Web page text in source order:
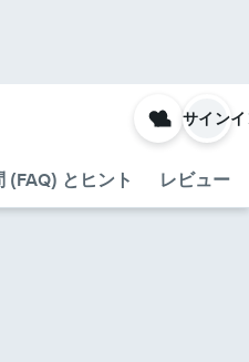
(FAQ) とヒント レビュー
サイン